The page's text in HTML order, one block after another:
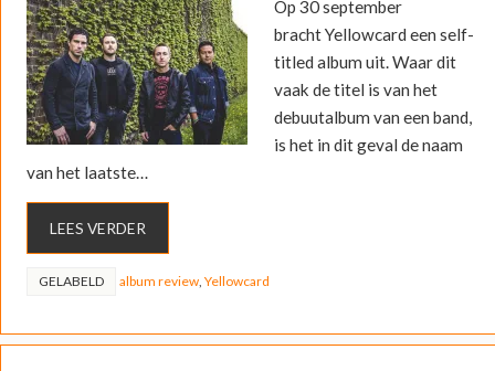
Op 30 september
bracht Yellowcard een self-
titled album uit. Waar dit
vaak de titel is van het
debuutalbum van een band,
is het in dit geval de naam
van het laatste…
LEES VERDER
GELABELD album review, Yellowcard